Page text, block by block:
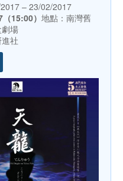
– 23/02/2017
15:00） 地點：南灣舊
場
社